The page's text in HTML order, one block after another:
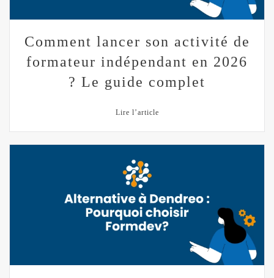
Comment lancer son activité de
formateur indépendant en 2026
? Le guide complet
Lire l’article